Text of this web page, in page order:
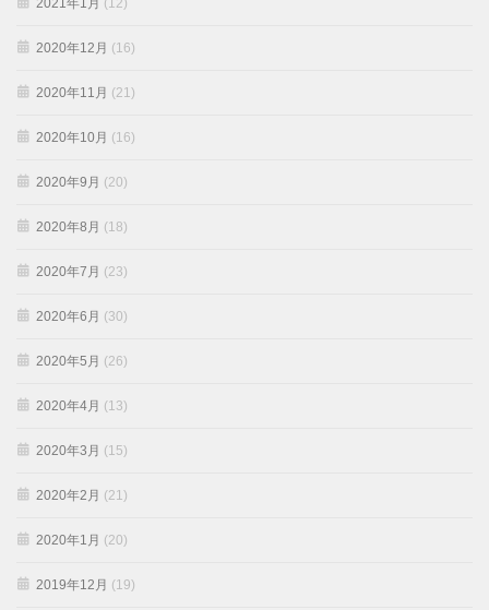
2021年1月 (12)
2020年12月 (16)
2020年11月 (21)
2020年10月 (16)
2020年9月 (20)
2020年8月 (18)
2020年7月 (23)
2020年6月 (30)
2020年5月 (26)
2020年4月 (13)
2020年3月 (15)
2020年2月 (21)
2020年1月 (20)
2019年12月 (19)